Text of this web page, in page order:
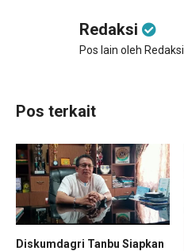
Redaksi
Pos lain oleh Redaksi
Pos terkait
Diskumdagri Tanbu Siapkan